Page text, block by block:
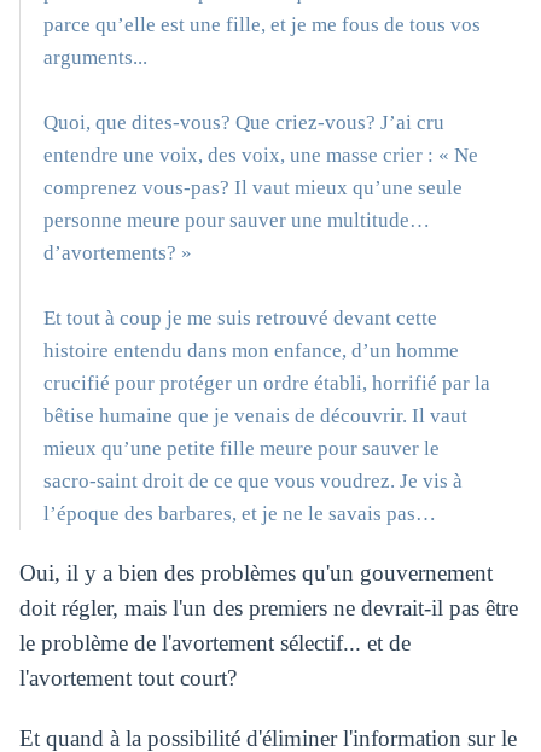
parce qu’elle est une fille, et je me fous de tous vos
arguments...
Quoi, que dites-vous? Que criez-vous? J’ai cru
entendre une voix, des voix, une masse crier : « Ne
comprenez vous-pas? Il vaut mieux qu’une seule
personne meure pour sauver une multitude…
d’avortements? »
Et tout à coup je me suis retrouvé devant cette
histoire entendu dans mon enfance, d’un homme
crucifié pour protéger un ordre établi, horrifié par la
bêtise humaine que je venais de découvrir. Il vaut
mieux qu’une petite fille meure pour sauver le
sacro-saint droit de ce que vous voudrez. Je vis à
l’époque des barbares, et je ne le savais pas…
Oui, il y a bien des problèmes qu'un gouvernement
doit régler, mais l'un des premiers ne devrait-il pas être
le problème de l'avortement sélectif... et de
l'avortement tout court?
Et quand à la possibilité d'éliminer l'information sur le